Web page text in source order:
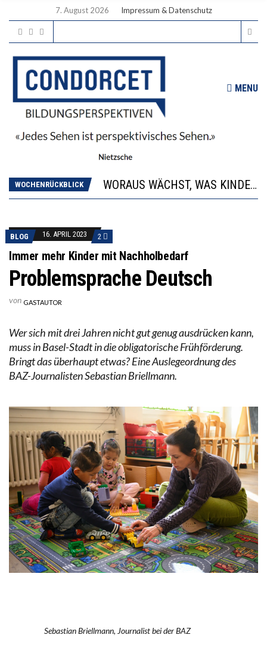
7. August 2026 Impressum & Datenschutz
MENU
WOCHENRÜCKBLICK
“WIR BEOBACHTEN EINEN REGELRECHTEN STURZFLUG BEI DEN LERNLEISTUNGEN”
DIE VERSTÄRKTE HARMONISIERUNG IM SCHULWESEN VERRINGERT DAS INNOVATIONSPOTENZIAL
BLOG 16. APRIL 2023 2
Immer mehr Kinder mit Nachholbedarf
Problemsprache Deutsch
von GASTAUTOR
Wer sich mit drei Jahren nicht gut genug ausdrücken kann,
muss in Basel-Stadt in die obligatorische Frühförderung.
Bringt das überhaupt etwas? Eine Auslegeordnung des
BAZ-Journalisten Sebastian Briellmann.
Sebastian Briellmann, Journalist bei der BAZ